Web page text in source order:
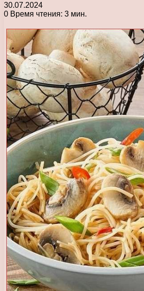
30.07.2024
0 Время чтения: 3 мин.